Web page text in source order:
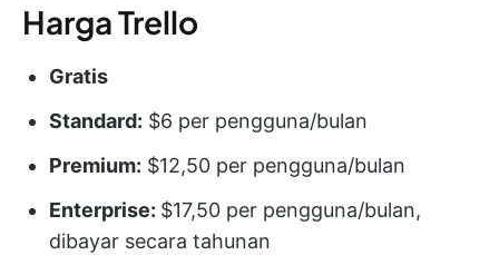
Harga Trello
Gratis
Standard: $6 per pengguna/bulan
Premium: $12,50 per pengguna/bulan
Enterprise: $17,50 per pengguna/bulan,
dibayar secara tahunan